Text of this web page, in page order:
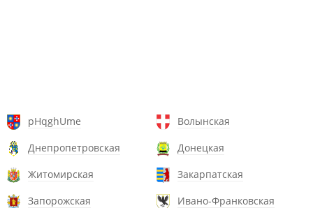
pHqghUme
Волынская
Днепропетровская
Донецкая
Житомирская
Закарпатская
Запорожская
Ивано-Франковская